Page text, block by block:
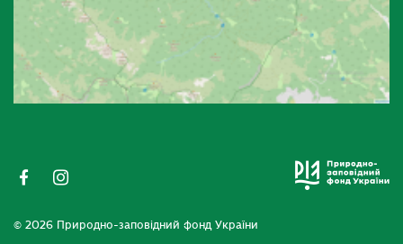
© 2026 Природно-заповідний фонд України